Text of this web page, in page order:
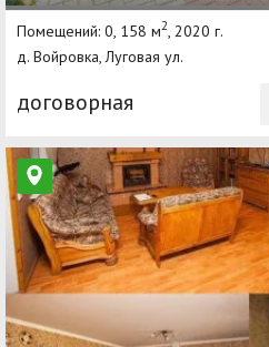
Помещений: 0, 158 м2 , 2020 г.
д. Войровка, Луговая ул.
договорная